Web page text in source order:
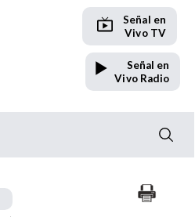
Señal en
Vivo TV
Señal en
Vivo Radio